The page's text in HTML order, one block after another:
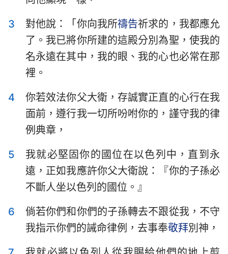
傳道書 雅歌
以賽亞書 耶利米書
耶利米哀歌
但以理書 何西阿書
約珥書 阿摩司書
彌迦書 那鴻書
哈巴谷書 西番雅書
哈該書 撒迦利亞書
瑪拉基書
3
對他說：「你向我所禱告祈求的，我都應允
了。我已將你所建的這殿分別為聖，使我的
名永遠在其中，我的眼、我的心也必常在那
裡。
4
你若效法你父大衛，存誠實正直的心行在我
面前，遵行我一切所吩咐你的，謹守我的律
例典章，
5
我就必堅固你的國位在以色列中，直到永
遠，正如我應許你父大衛說：『你的子孫必
不斷人坐以色列的國位。』
6
倘若你們和你們的子孫轉去不跟從我，不守
我指示你們的誡命律例，去事奉敬拜別神，